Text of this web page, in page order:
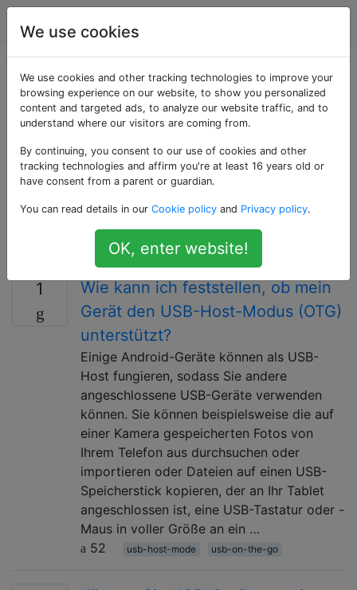
Android
Als «usb-host-mode»
getaggte Fragen
Ab Android 3.1 und höher kann der USB-Anschluss des
Geräts, sofern er von der Hardware unterstützt wird,
Anwendungen angeschlossene USB-Peripheriegeräte
wie Audiogeräte verwalten können. Eingabegeräte,
Kommunikationsgeräte und mehr.
1
Wie kann ich feststellen, ob mein
Gerät den USB-Host-Modus (OTG)
unterstützt?
Einige Android-Geräte können als USB-
Host fungieren, sodass Sie andere
angeschlossene USB-Geräte verwenden
können. Sie können beispielsweise die auf
einer Kamera gespeicherten Fotos von
Ihrem Telefon aus durchsuchen oder
importieren oder Dateien auf einen USB-
Speicherstick kopieren, der an Ihr Tablet
angeschlossen ist, eine USB-Tastatur oder -
Maus in voller Größe an ein …
52
usb-host-mode usb-on-the-go
We use cookies
We use cookies and other tracking technologies to improve your
browsing experience on our website, to show you personalized
content and targeted ads, to analyze our website traffic, and to
understand where our visitors are coming from.
By continuing, you consent to our use of cookies and other
tracking technologies and affirm you're at least 16 years old or
have consent from a parent or guardian.
You can read details in our Cookie policy and Privacy policy.
OK, enter website!